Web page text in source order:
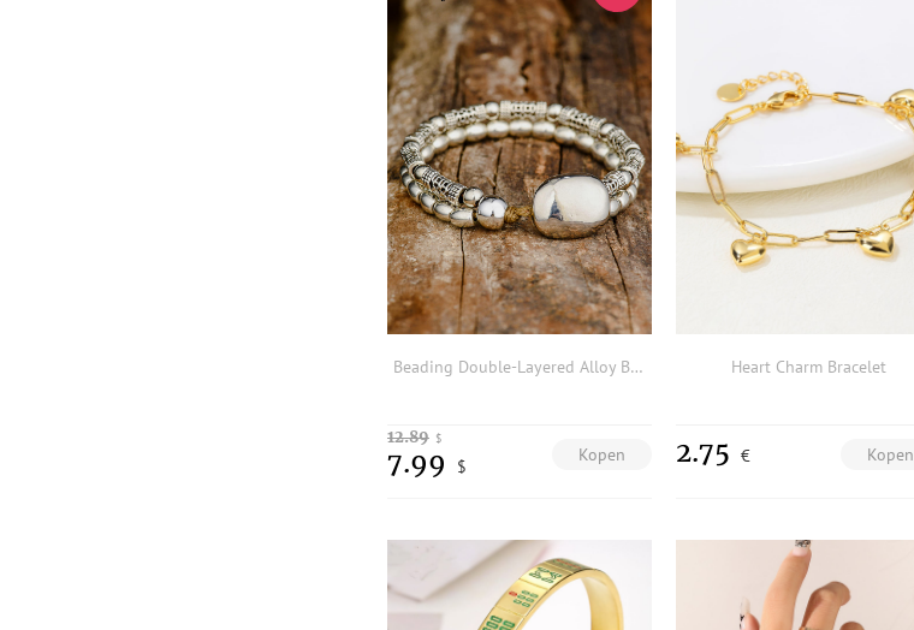
Beading Double-Layered Alloy Bracelet
Kopen
12.89 $
7.99 $
Heart Charm Bracelet
Kopen
2.75 €